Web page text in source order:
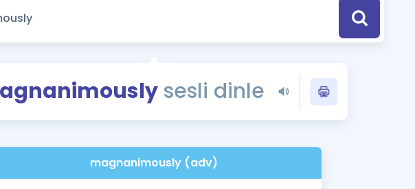
Eğitim ve Kitaplara Özel Fırsatlar
YDS - YÖKDİL Tüm Sınavlarla İlgili Haberler
İngilizce Gramer
İngilizce Gramer ve Konu Anlatımı
sesli dinle
magnanimously (adv)